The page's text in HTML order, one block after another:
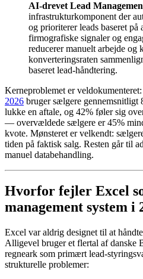
AI-drevet Lead
infrastrukturkomponent der
og prioriterer leads baseret på
firmografiske signaler og
reducerer manuelt arbejde og
konverteringsraten
baseret lead-håndtering.
Kerneproblemet er
2026 bruger sælgere
lukke en aftale, og 42% føler sig
— overvældede sælgere er 45%
kvote. Mønsteret er velkendt:
tiden på faktisk salg. Resten går til
manuel databehandling.
Hvorfor fejler Excel
management system i
Excel var aldrig designet til at
Alligevel bruger et flertal af danske
regneark som primært lead-
strukturelle problemer: